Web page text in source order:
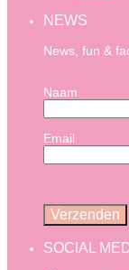
NEWS
News, fun &
Naam
Email
SOCIAL